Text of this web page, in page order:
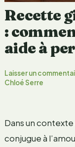
Recette
:
aide à
Laisser un
Chloé Serre
Dans un
conjugue à